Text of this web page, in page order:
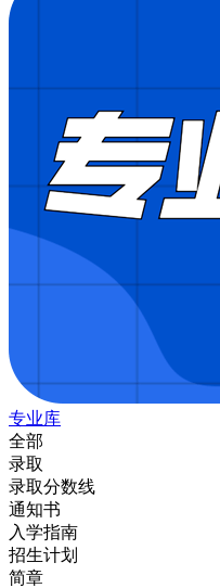
专业库
全部
录取
录取分数线
通知书
入学指南
招生计划
简章